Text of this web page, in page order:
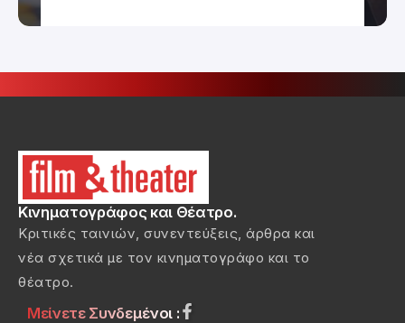
Κινηματογράφος και Θέατρο.
Κριτικές ταινιών, συνεντεύξεις, άρθρα και
νέα σχετικά με τον κινηματογράφο και το
θέατρο.
Μείνετε Συνδεμένοι :